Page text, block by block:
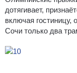
дотягивает,
включая
Сочи только два